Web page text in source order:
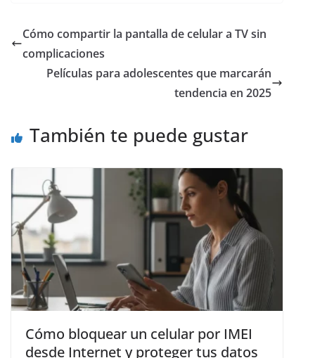
Cómo compartir la pantalla de celular a TV sin
complicaciones
Películas para adolescentes que marcarán
tendencia en 2025
También te puede gustar
Cómo bloquear un celular por IMEI
desde Internet y proteger tus datos